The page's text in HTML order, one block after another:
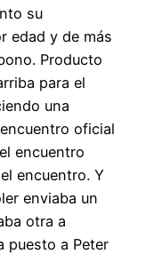
su
edad y de más
Producto
para el
una
oficial
encuentro
encuentro. Y
enviaba un
otra a
puesto a Peter